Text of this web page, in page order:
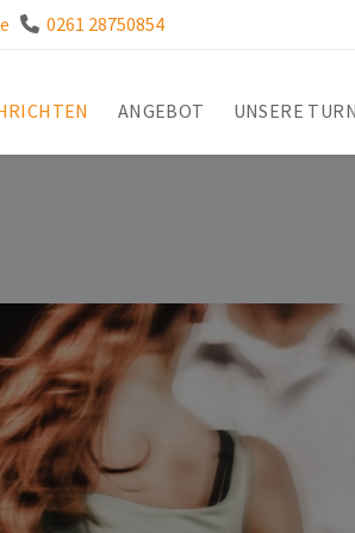
0261 28750854
ANGEBOT UNSERE